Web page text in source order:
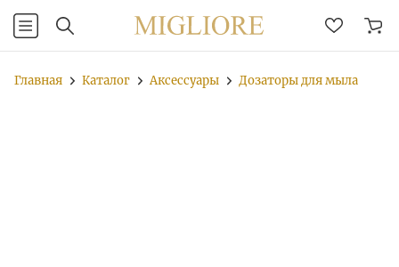
Главная Каталог Аксессуары Дозаторы для мыла